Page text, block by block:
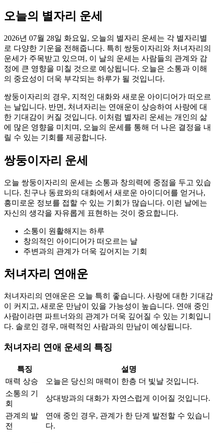
오늘의 별자리 운세
2026년 07월 28일 화요일, 오늘의 별자리 운세는 각 별자리별
로 다양한 기운을 전해줍니다. 특히 쌍둥이자리와 처녀자리의
운세가 주목받고 있으며, 이 날의 운세는 사람들의 관계와 감
정에 큰 영향을 미칠 것으로 예상됩니다. 오늘은 소통과 이해
의 중요성이 더욱 부각되는 하루가 될 것입니다.
쌍둥이자리의 경우, 지적인 대화와 새로운 아이디어가 떠오르
는 날입니다. 반면, 처녀자리는 연애운이 상승하여 사랑에 대
한 기대감이 커질 것입니다. 이처럼 별자리 운세는 개인의 삶
에 많은 영향을 미치며, 오늘의 운세를 통해 더 나은 결정을 내
릴 수 있는 기회를 제공합니다.
쌍둥이자리 운세
오늘 쌍둥이자리의 운세는 소통과 창의력에 중점을 두고 있습
니다. 친구나 동료와의 대화에서 새로운 아이디어를 얻거나,
흥미로운 정보를 접할 수 있는 기회가 많습니다. 이런 날에는
자신의 생각을 자유롭게 표현하는 것이 중요합니다.
소통이 원활해지는 하루
창의적인 아이디어가 떠오르는 날
주변과의 관계가 더욱 깊어지는 기회
처녀자리 연애운
처녀자리의 연애운은 오늘 특히 좋습니다. 사랑에 대한 기대감
이 커지고, 새로운 만남이 있을 가능성이 높습니다. 연애 중인
사람이라면 파트너와의 관계가 더욱 깊어질 수 있는 기회입니
다. 솔로인 경우, 매력적인 사람과의 만남이 예상됩니다.
처녀자리 연애 운세의 특징
특징
설명
매력 상승
오늘은 당신의 매력이 한층 더 빛날 것입니다.
소통의 기
회
상대방과의 대화가 자연스럽게 이어질 것입니다.
관계의 발
전
연애 중인 경우, 관계가 한 단계 발전할 수 있습니
다.